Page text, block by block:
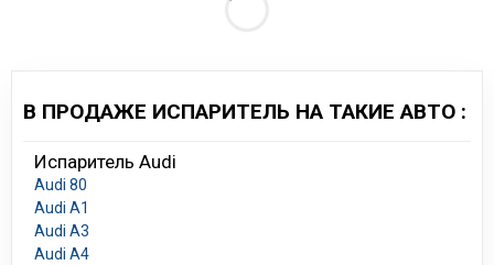
В ПРОДАЖЕ ИСПАРИТЕЛЬ НА ТАКИЕ АВТО :
Испаритель Audi
Audi 80
Audi A1
Audi A3
Audi A4